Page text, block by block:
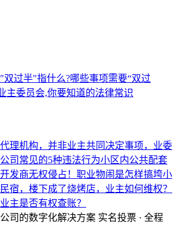
双过半"指什么?哪些事项需要“双过
主委员会,你要知道的法律常识
理机构，并非业主共同决定事项，业委
司常见的5种违法行为小区内公共配套
发商无权侵占！ 职业物闹是怎样搞垮小
宿，楼下成了烧烤店，业主如何维权？
主是否有权查账？
司的数字化解决方案 实名投票 · 全程